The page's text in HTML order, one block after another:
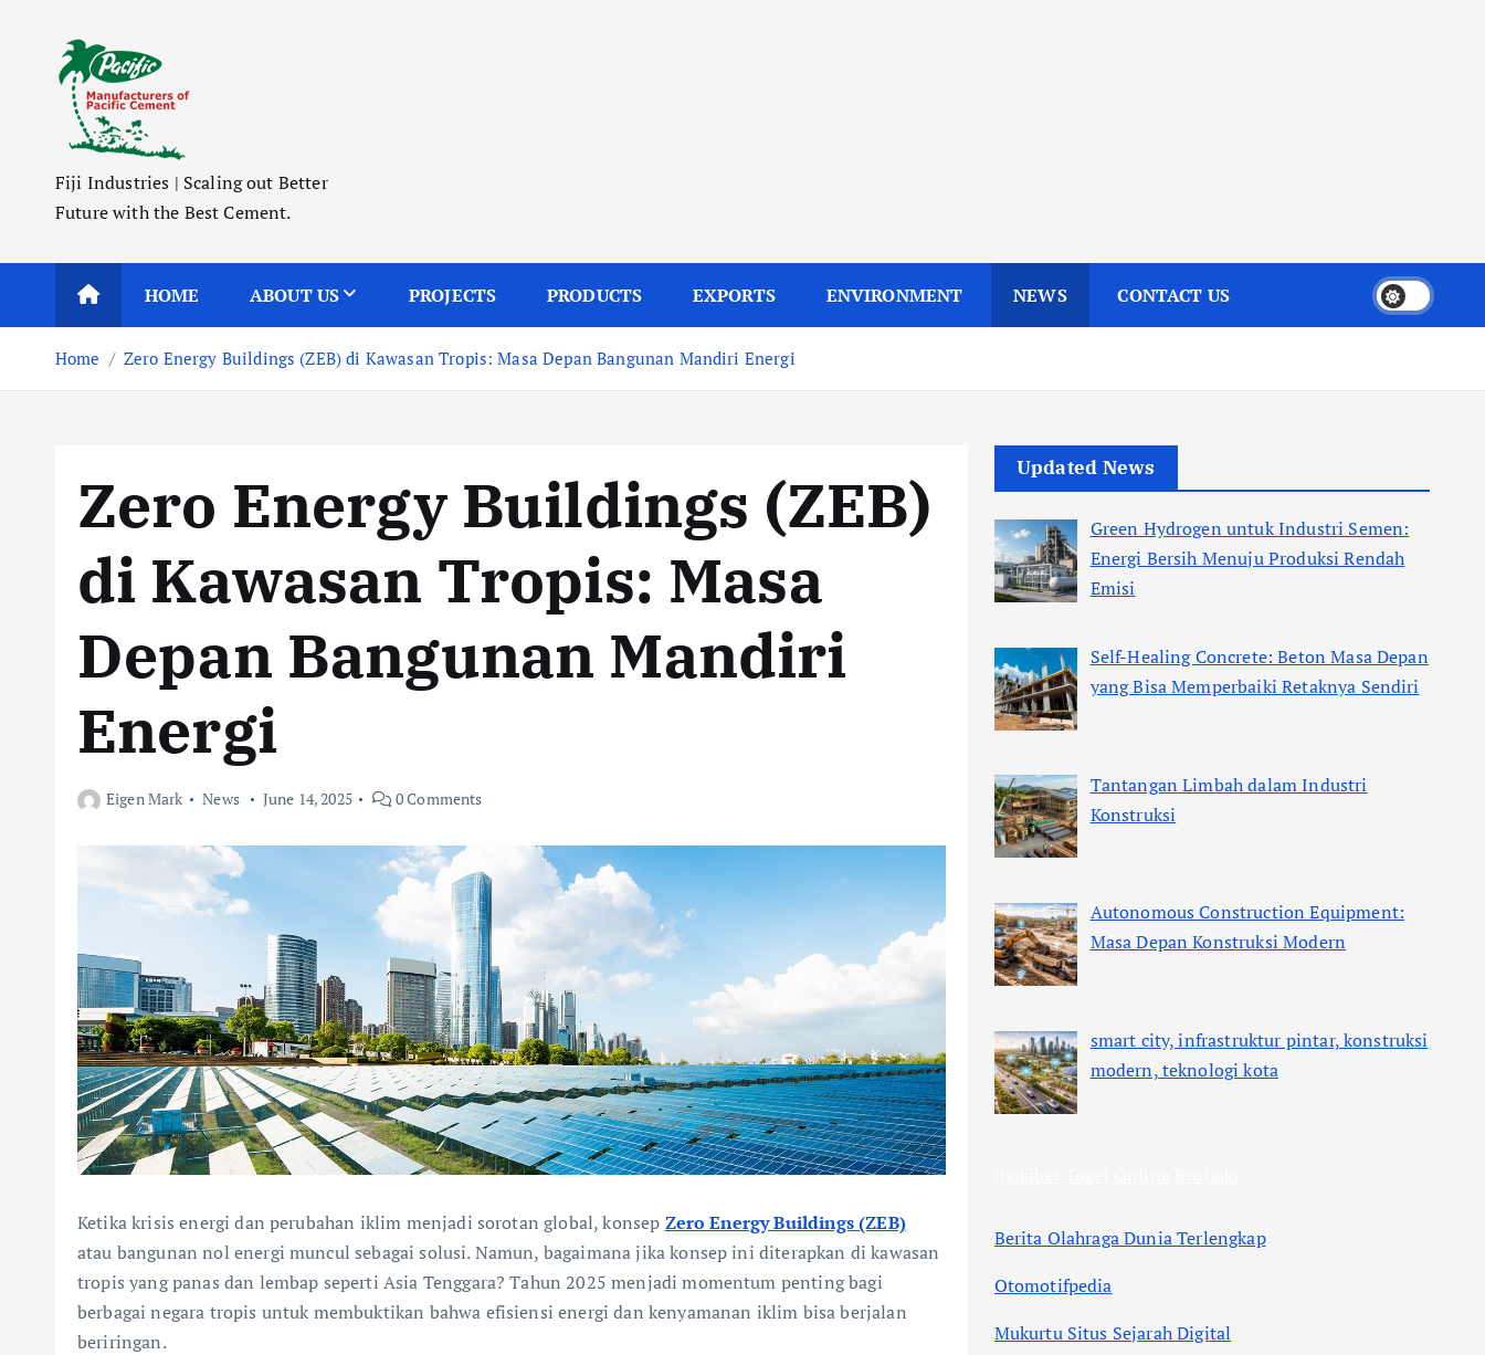
Fiji Industries | Scaling out Better
Future with the Best Cement.
HOME ABOUT US PROJECTS PRODUCTS EXPORTS ENVIRONMENT NEWS CONTACT US
Home Zero Energy Buildings (ZEB) di Kawasan Tropis: Masa Depan Bangunan Mandiri Energi
Zero Energy Buildings (ZEB)
di Kawasan Tropis: Masa
Depan Bangunan Mandiri
Energi
Eigen Mark News June 14, 2025 0 Comments
Ketika krisis energi dan perubahan iklim menjadi sorotan global, konsep Zero Energy Buildings (ZEB)
atau bangunan nol energi muncul sebagai solusi. Namun, bagaimana jika konsep ini diterapkan di kawasan
tropis yang panas dan lembap seperti Asia Tenggara? Tahun 2025 menjadi momentum penting bagi
berbagai negara tropis untuk membuktikan bahwa efisiensi energi dan kenyamanan iklim bisa berjalan
beriringan.
Updated News
Green Hydrogen untuk Industri Semen:
Energi Bersih Menuju Produksi Rendah
Emisi
Self-Healing Concrete: Beton Masa Depan
yang Bisa Memperbaiki Retaknya Sendiri
Tantangan Limbah dalam Industri
Konstruksi
Autonomous Construction Equipment:
Masa Depan Konstruksi Modern
smart city, infrastruktur pintar, konstruksi
modern, teknologi kota
Berita Olahraga Dunia Terlengkap
Otomotifpedia
Mukurtu Situs Sejarah Digital